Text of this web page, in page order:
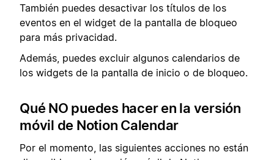
También puedes desactivar los títulos de los
eventos en el widget de la pantalla de bloqueo
para más privacidad.
Además, puedes excluir algunos calendarios de
los widgets de la pantalla de inicio o de bloqueo.
Qué NO puedes hacer en la versión
móvil de Notion Calendar
Por el momento, las siguientes acciones no están